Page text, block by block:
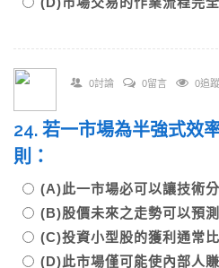
0討論 0留言 0追蹤
24. 若一市場為半強式效
則：
(A)此一市場必可以讓技術
(B)股價未來之走勢可以預
(C)投資小型股的獲利通常
(D)此市場僅可能使內部人